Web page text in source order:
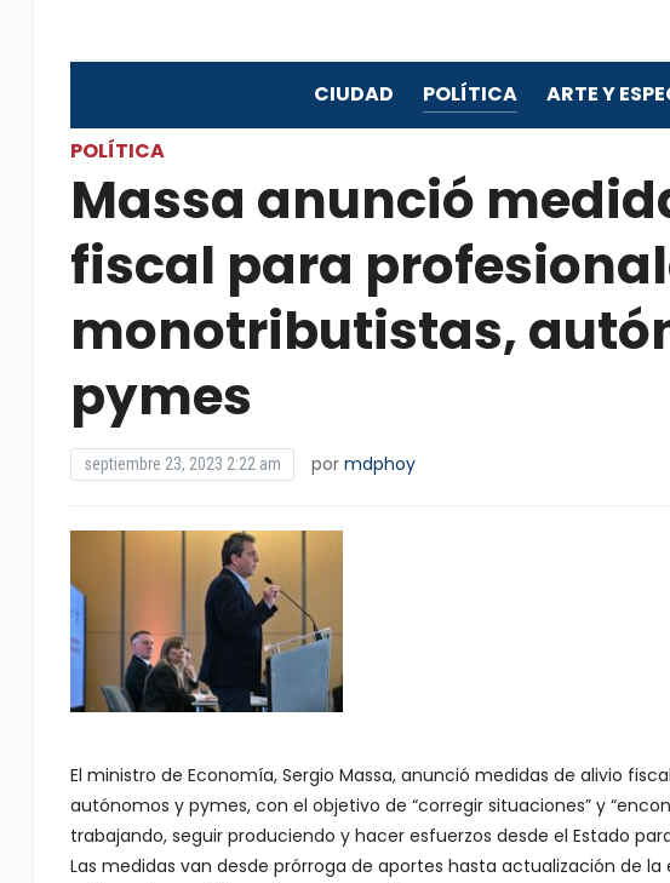
CIUDAD POLÍTICA ARTE Y
POLÍTICA
Massa anunció
fiscal para
monotributistas,
pymes
septiembre 23, 2023 2:22 am por mdphoy
El ministro de Economía, Sergio Massa, anunció medidas de alivio
autónomos y pymes, con el objetivo de “corregir situaciones” y
trabajando, seguir produciendo y hacer esfuerzos desde el Estado
Las medidas van desde prórroga de aportes hasta actualización de